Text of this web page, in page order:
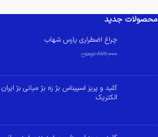
محصولات جدید
چراغ اضطراری پارس شهاب
872,000 تومان
کلید و پریز اسپیناس بژ زه بژ میانی بژ ایران
الکتریک